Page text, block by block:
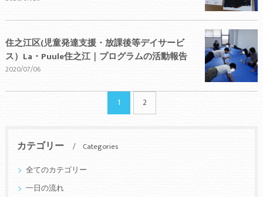
住之江区(児童発達支援・放課後等デイサービ
ス）La・Puule住之江｜プログラムの活動報告
2020/07/06
1 2
カテゴリー
Categories
全てのカテゴリー
一日の流れ